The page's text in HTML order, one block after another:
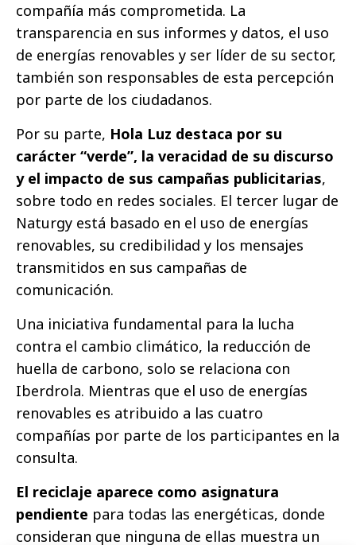
compañía más comprometida. La
transparencia en sus informes y datos, el uso
de energías renovables y ser líder de su sector,
también son responsables de esta percepción
por parte de los ciudadanos.
Por su parte, Hola Luz destaca por su
carácter “verde”, la veracidad de su discurso
y el impacto de sus campañas publicitarias,
sobre todo en redes sociales. El tercer lugar de
Naturgy está basado en el uso de energías
renovables, su credibilidad y los mensajes
transmitidos en sus campañas de
comunicación.
Una iniciativa fundamental para la lucha
contra el cambio climático, la reducción de
huella de carbono, solo se relaciona con
Iberdrola. Mientras que el uso de energías
renovables es atribuido a las cuatro
compañías por parte de los participantes en la
consulta.
El reciclaje aparece como asignatura
pendiente para todas las energéticas, donde
consideran que ninguna de ellas muestra un